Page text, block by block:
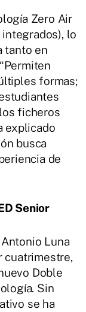
Zero Air
lo
tanto en
formas;
ficheros
explicado
busca
de
Senior
Luna
cuatrimestre,
Doble
Sin
se ha